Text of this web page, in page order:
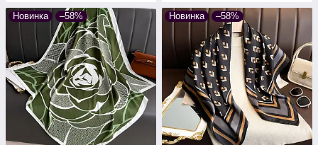
Новинка –58% Новинка –58%